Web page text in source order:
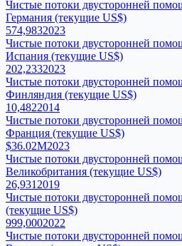
Чистые потоки двусторонней
Германия (текущие US$)
574,9832023
Чистые потоки двусторонней
Испания (текущие US$)
202,2332023
Чистые потоки двусторонней
Финляндия (текущие US$)
10,4822014
Чистые потоки двусторонней
Франция (текущие US$)
$36.02M2023
Чистые потоки двусторонней
Великобритания (текущие US$)
26,931 2019
Чистые потоки двусторонней
(текущие US$)
999,0002022
Чистые потоки двусторонней